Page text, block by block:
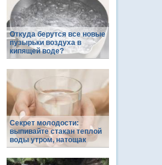
Откуда берутся все новые
пузырьки воздуха в
кипящей воде?
Секрет молодости:
выпивайте стакан теплой
воды утром, натощак